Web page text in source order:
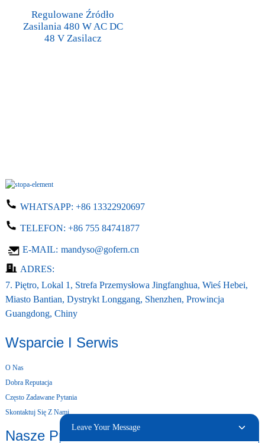
Regulowane Źródło
Zasilania 480 W AC DC
48 V Zasilacz
WHATSAPP: +86 13322920697
TELEFON: +86 755 84741877
E-MAIL: mandyso@gofern.cn
ADRES:
7. Piętro, Lokal 1, Strefa Przemysłowa Jingfanghua, Wieś Hebei,
Miasto Bantian, Dystrykt Longgang, Shenzhen, Prowincja
Guangdong, Chiny
Wsparcie I Serwis
O Nas
Dobra Reputacja
Często Zadawane Pytania
Skontaktuj Się Z Nami
Nasze Produkty
Leave Your Message